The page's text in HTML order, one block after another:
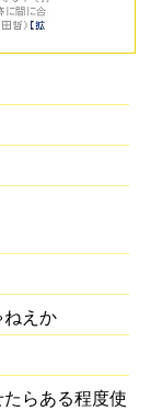
えか
らある程度使